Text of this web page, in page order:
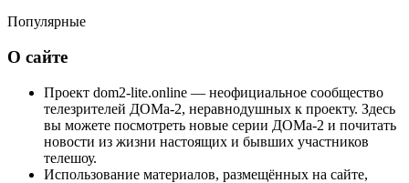
Популярные
О сайте
Проект dom2-lite.online — неофициальное сообщество
телезрителей ДОМа-2, неравнодушных к проекту. Здесь
вы можете посмотреть новые серии ДОМа-2 и почитать
новости из жизни настоящих и бывших участников
телешоу.
Использование материалов, размещённых на сайте,